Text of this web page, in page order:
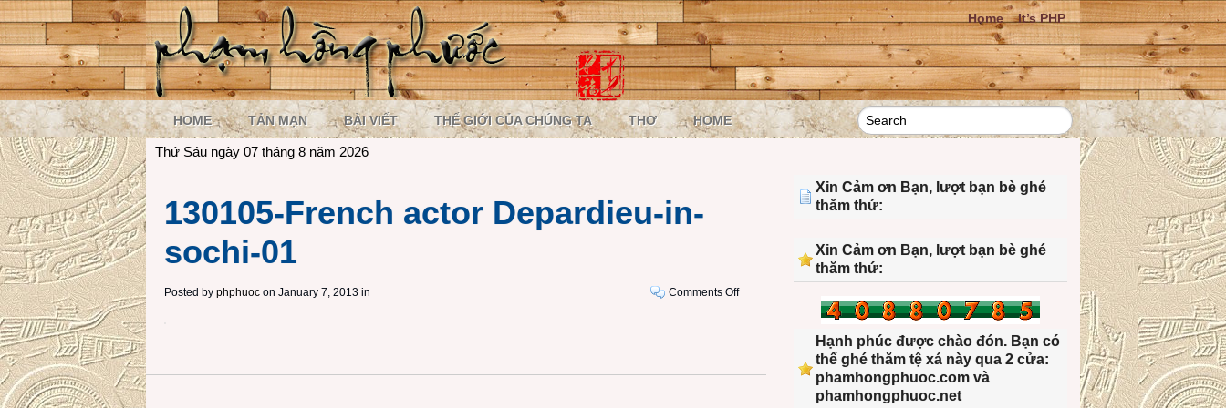
Home It’s PHP
HOME TẢN MẠN BÀI VIẾT THẾ GIỚI CỦA CHÚNG TA THƠ HOME
Thứ Sáu ngày 07 tháng 8 năm 2026
130105-French actor Depardieu-in-
sochi-01
Posted by phphuoc on January 7, 2013 in Comments Offon
Xin Cảm ơn Bạn, lượt bạn bè ghé
thăm thứ:
Xin Cảm ơn Bạn, lượt bạn bè ghé
thăm thứ:
Hạnh phúc được chào đón. Bạn có
thể ghé thăm tệ xá này qua 2 cửa:
phamhongphuoc.com và
phamhongphuoc.net